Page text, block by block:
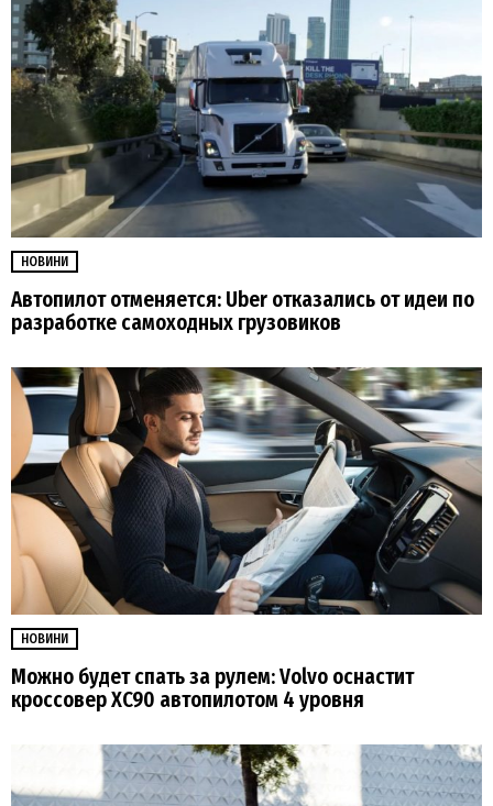
НОВИНИ
Автопилот отменяется: Uber отказались от идеи по
разработке самоходных грузовиков
НОВИНИ
Можно будет спать за рулем: Volvo оснастит
кроссовер XC90 автопилотом 4 уровня